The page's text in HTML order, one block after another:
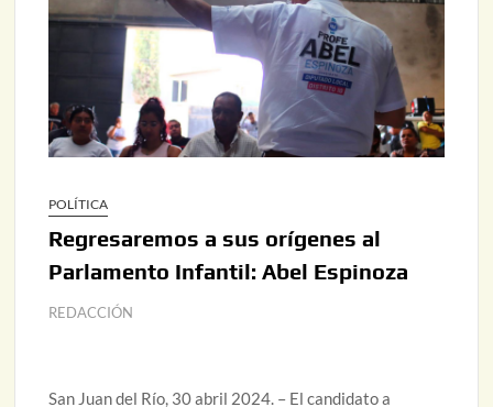
POLÍTICA
Regresaremos a sus orígenes al
Parlamento Infantil: Abel Espinoza
REDACCIÓN
San Juan del Río, 30 abril 2024. – El candidato a